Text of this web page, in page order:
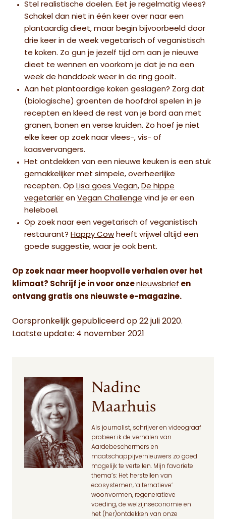
Stel realistische doelen. Eet je regelmatig vlees?
Schakel dan niet in één keer over naar een
plantaardig dieet, maar begin bijvoorbeeld door
drie keer in de week vegetarisch of veganistisch
te koken. Zo gun je jezelf tijd om aan je nieuwe
dieet te wennen en voorkom je dat je na een
week de handdoek weer in de ring gooit.
Aan het plantaardige koken geslagen? Zorg dat
(biologische) groenten de hoofdrol spelen in je
recepten en kleed de rest van je bord aan met
granen, bonen en verse kruiden. Zo hoef je niet
elke keer op zoek naar vlees-, vis- of
kaasvervangers.
Het ontdekken van een nieuwe keuken is een stuk
gemakkelijker met simpele, overheerlijke
recepten. Op Lisa goes Vegan, De hippe
vegetariër en Vegan Challenge vind je er een
heleboel.
Op zoek naar een vegetarisch of veganistisch
restaurant? Happy Cow heeft vrijwel altijd een
goede suggestie, waar je ook bent.
Op zoek naar meer hoopvolle verhalen over het
klimaat? Schrijf je in voor onze nieuwsbrief en
ontvang gratis ons nieuwste e-magazine.
Oorspronkelijk gepubliceerd op 22 juli 2020.
Laatste update: 4 november 2021
Nadine
Maarhuis
Als journalist, schrijver en videograaf
probeer ik de verhalen van
Aardebeschermers en
maatschappijvernieuwers zo goed
mogelijk te vertellen. Mijn favoriete
thema’s: Het herstellen van
ecosystemen, ‘alternatieve’
woonvormen, regeneratieve
voeding, de welzijnseconomie en
het (her)ontdekken van onze